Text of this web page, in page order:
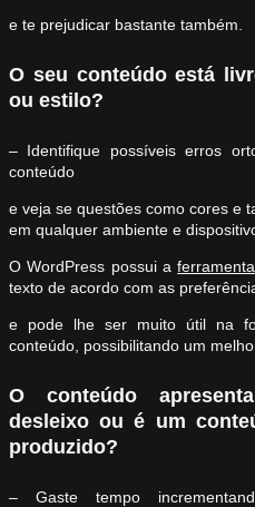
e te prejudicar bastante também.
O seu conteúdo está
ou estilo?
– Identifique possíveis erros
conteúdo
e veja se questões como cores e
em qualquer ambiente e
O WordPress possui a
texto de acordo com as
e pode lhe ser muito útil na
conteúdo, possibilitando um
O conteúdo
desleixo ou é um
produzido?
– Gaste tempo